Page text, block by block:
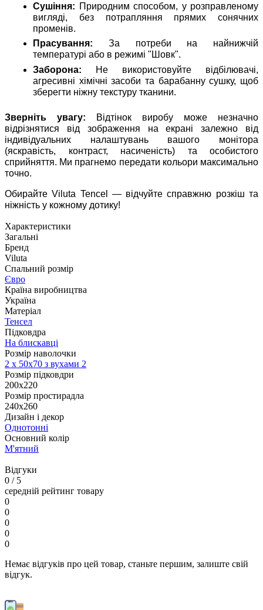
Сушіння: Природним способом, у розправленому
вигляді, без потрапляння прямих сонячних
променів.
Прасування: За потреби на найнижчій
температурі або в режимі "Шовк".
Заборона: Не використовуйте відбілювачі,
агресивні хімічні засоби та барабанну сушку, щоб
зберегти ніжну текстуру тканини.
Зверніть увагу: Відтінок виробу може незначно
відрізнятися від зображення на екрані залежно від
індивідуальних налаштувань вашого монітора
(яскравість, контраст, насиченість) та особистого
сприйняття. Ми прагнемо передати кольори максимально
точно.
Обирайте Viluta Tencel — відчуйте справжню розкіш та
ніжність у кожному дотику!
Характеристики
Загальні
Бренд
Viluta
Спальний розмір
Євро
Країна виробництва
Україна
Матеріал
Тенсел
Підковдра
На блискавці
Розмір наволочки
2 х 50х70 з вухами 2
Розмір підковдри
200х220
Розмір простирадла
240х260
Дизайн і декор
Однотонні
Основний колір
М'ятний
Відгуки
0 / 5
середній рейтинг товару
0
0
0
0
0
Немає відгуків про цей товар, станьте першим, залиште свій
відгук.